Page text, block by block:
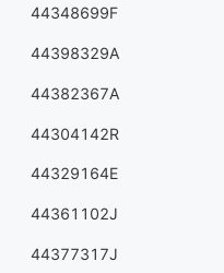
44348699F
44398329A
44382367A
44304142R
44329164E
44361102J
44377317J